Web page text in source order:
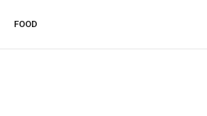
FOOD